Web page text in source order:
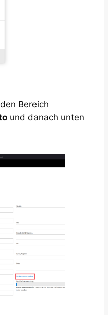
Bereich
und danach unten